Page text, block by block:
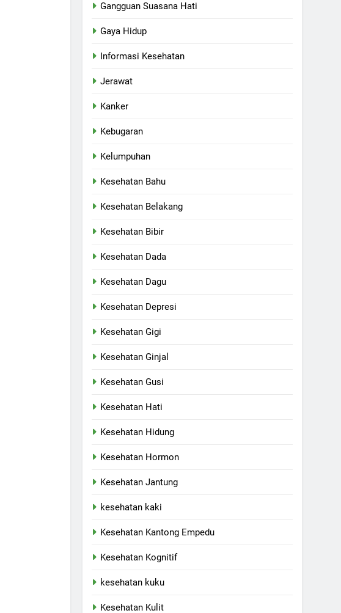
Gangguan Suasana Hati
Gaya Hidup
Informasi Kesehatan
Jerawat
Kanker
Kebugaran
Kelumpuhan
Kesehatan Bahu
Kesehatan Belakang
Kesehatan Bibir
Kesehatan Dada
Kesehatan Dagu
Kesehatan Depresi
Kesehatan Gigi
Kesehatan Ginjal
Kesehatan Gusi
Kesehatan Hati
Kesehatan Hidung
Kesehatan Hormon
Kesehatan Jantung
kesehatan kaki
Kesehatan Kantong Empedu
Kesehatan Kognitif
kesehatan kuku
Kesehatan Kulit